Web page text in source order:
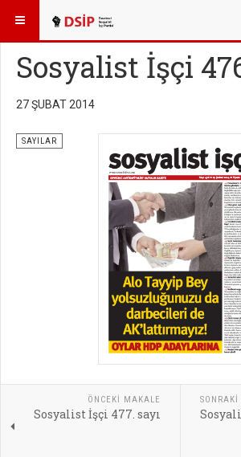
BURADASINIZ: YAYINLAR
Sosyalist İşçi
27 ŞUBAT 2014
SAYILAR
ÖNCEKI MAKALE
Sosyalist İşçi 477. sayı